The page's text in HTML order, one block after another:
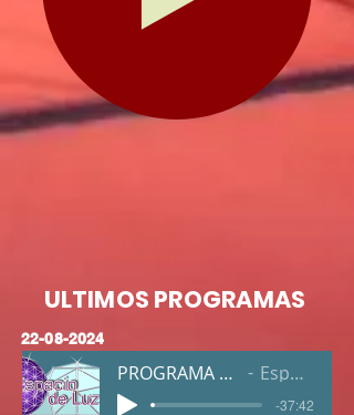
ULTIMOS PROGRAMAS
22-08-2024
PROGRAMA 23-08-24 viernes Espacio de Luz
-37:42